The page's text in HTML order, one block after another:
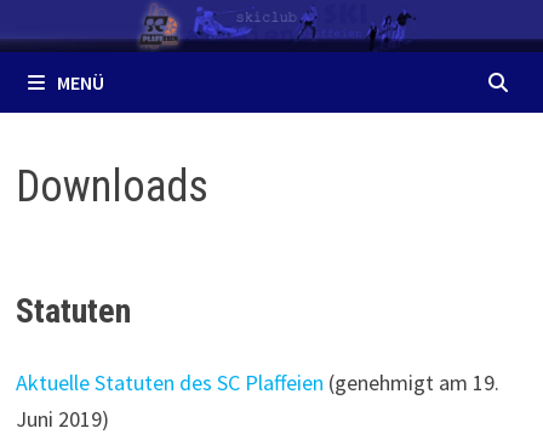
Inhalt
springenMENÜ
Downloads
Statuten
Aktuelle Statuten des SC Plaffeien (genehmigt am 19.
Juni 2019)